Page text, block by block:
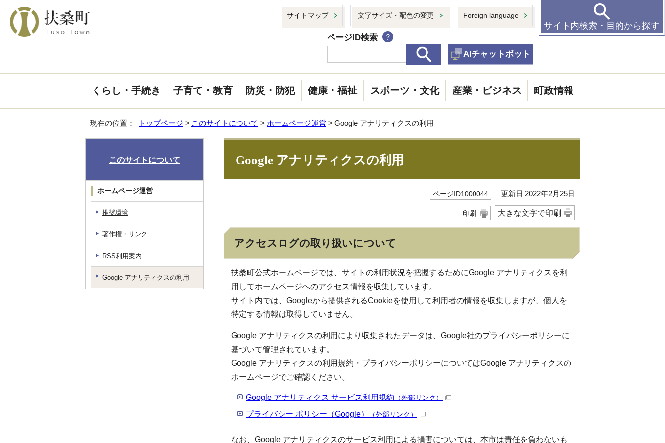
サイトマップ 文字サイズ・配色の変更 Foreign language
ページID検索
AIチャットボット
サイト内検索・目的から探す
くらし・手続き 子育て・教育 防災・防犯 健康・福祉 スポーツ・文化 産業・ビジネス 町政情報
現在の位置： トップページ > このサイトについて > ホームページ運営 > Google アナリティクスの利用
Google アナリティクスの利用
ページID1000044 更新日 2022年2月25日
印刷 大きな文字で印刷
アクセスログの取り扱いについて
扶桑町公式ホームページでは、サイトの利用状況を把握するためにGoogle アナリティクスを利
用してホームページへのアクセス情報を収集しています。
サイト内では、Googleから提供されるCookieを使用して利用者の情報を収集しますが、個人を
特定する情報は取得していません。
Google アナリティクスの利用により収集されたデータは、Google社のプライバシーポリシーに
基づいて管理されています。
Google アナリティクスの利用規約・プライバシーポリシーについてはGoogle アナリティクスの
ホームページでご確認ください。
Google アナリティクス サービス利用規約 （外部リンク）
プライバシー ポリシー（Google） （外部リンク）
なお、Google アナリティクスのサービス利用による損害については、本市は責任を負わないも
このサイトについて
ホームページ運営
推奨環境
著作権・リンク
RSS利用案内
Google アナリティクスの利用